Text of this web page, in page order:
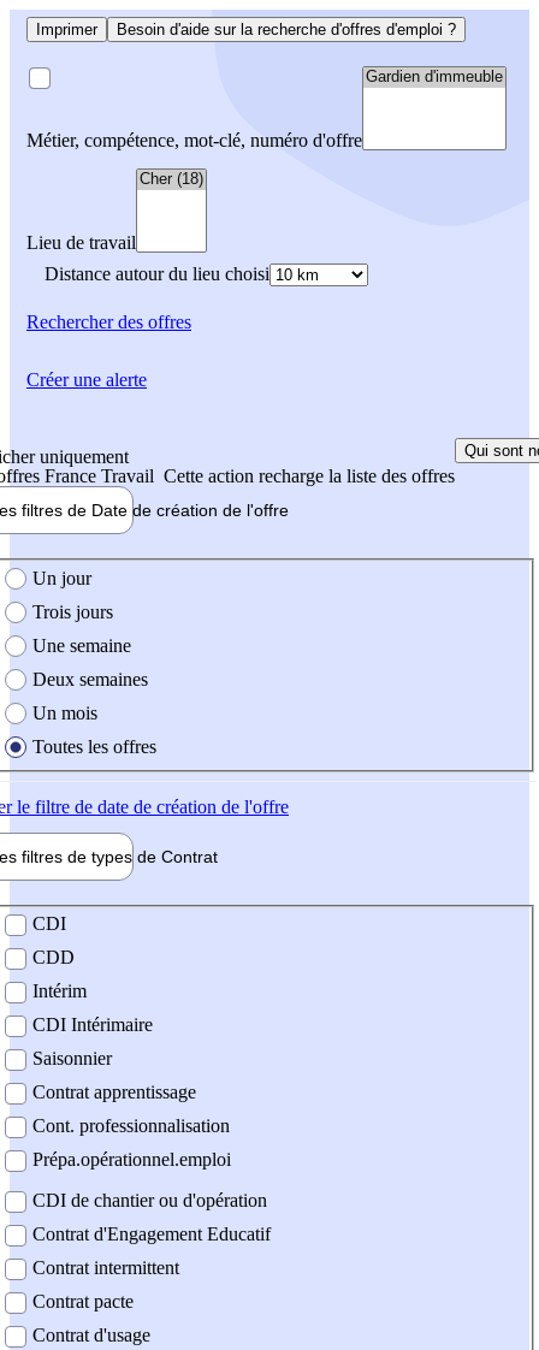
Imprimer Besoin d'aide sur la recherche d'offres d'emploi ?
Métier, compétence, mot-clé, numéro d'offre
Lieu de travail
Distance autour du lieu choisi
Rechercherdes offres
uniquement
France Travail Cette action recharge la liste des offres
Qui sont
filtres de Date de création de l'offre
création de l'offre
Un jour
Trois jours
Une semaine
Deux semaines
Un mois
Toutes les offres
le filtre de date de création de l'offre
filtres de types de Contrat
contrat
CDI
CDD
Intérim
CDI Intérimaire
Saisonnier
Contrat apprentissage
Cont. professionnalisation
Prépa.opérationnel.emploi
CDI de chantier ou d'opération
Contrat d'Engagement Educatif
Contrat intermittent
Contrat pacte
Contrat d'usage
Créer une alerte